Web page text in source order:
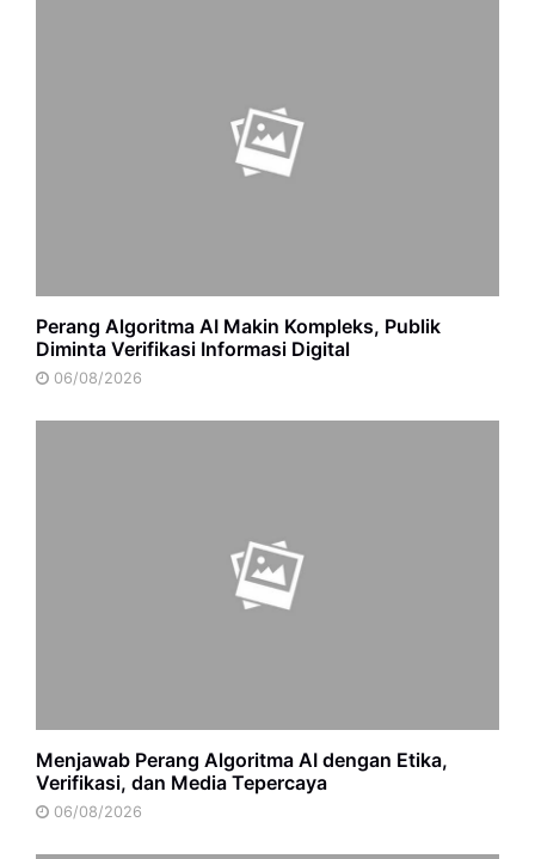
Perang Algoritma AI Makin Kompleks, Publik
Diminta Verifikasi Informasi Digital
06/08/2026
Menjawab Perang Algoritma AI dengan Etika,
Verifikasi, dan Media Tepercaya
06/08/2026